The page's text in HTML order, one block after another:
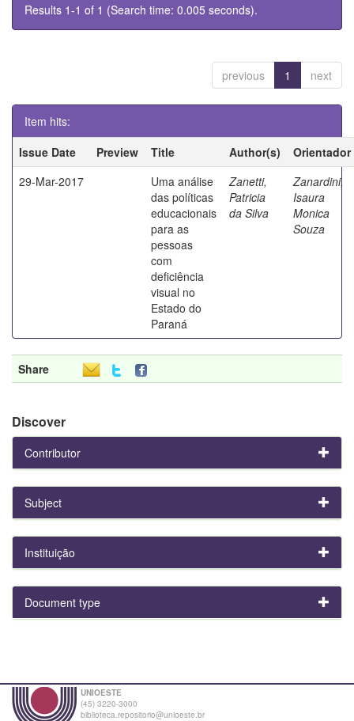
Results 1-1 of 1 (Search time: 0.005 seconds).
previous 1 next
Item hits:
Issue Date
Preview Title Author(s)
Orientador
29-Mar-2017
Uma análise
das políticas
educacionais
para as
pessoas
com
deficiência
visual no
Estado do
Paraná
Zanetti,
Patricia
da Silva
Zanardini,
Isaura
Monica
Souza
Share
Discover
Contributor
Subject
Instituição
Document type
UNIOESTE
(45) 3220-3000
biblioteca.repositorio@unioeste.br